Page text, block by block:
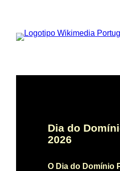
Dia do
2026
O Dia do Domínio